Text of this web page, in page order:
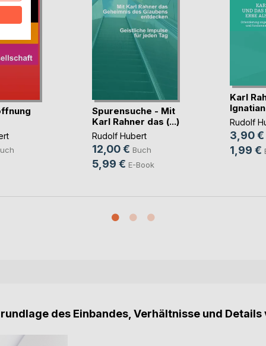
Spurensuche - Mit
Karl Rahner das (...)
Rudolf Hubert
12,00 € Buch
5,99 € E-Book
Karl
Rudolf
3,90 €
1,99 €
des Einbandes, Verhältnisse und